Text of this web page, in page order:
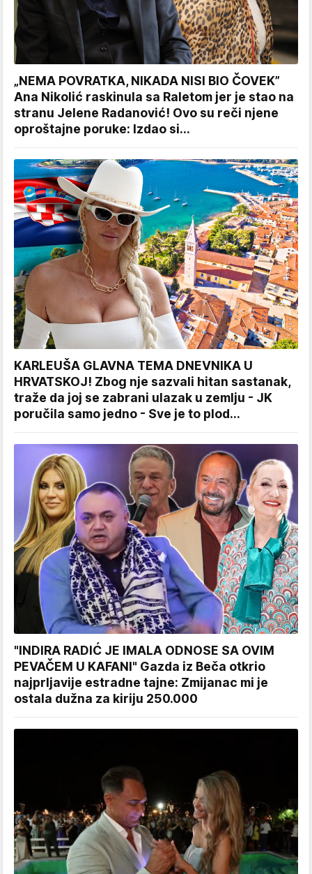
„NEMA POVRATKA, NIKADA NISI BIO ČOVEK”
Ana Nikolić raskinula sa Raletom jer je stao na
stranu Jelene Radanović! Ovo su reči njene
oproštajne poruke: Izdao si...
KARLEUŠA GLAVNA TEMA DNEVNIKA U
HRVATSKOJ! Zbog nje sazvali hitan sastanak,
traže da joj se zabrani ulazak u zemlju - JK
poručila samo jedno - Sve je to plod...
"INDIRA RADIĆ JE IMALA ODNOSE SA OVIM
PEVAČEM U KAFANI" Gazda iz Beča otkrio
najprljavije estradne tajne: Zmijanac mi je
ostala dužna za kiriju 250.000